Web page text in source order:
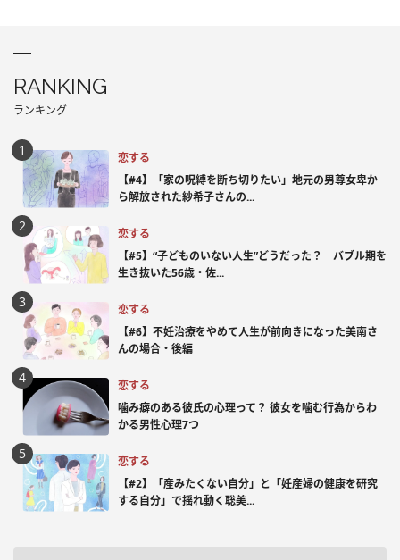
RANKING
ランキング
恋する
【#4】「家の呪縛を断ち切りたい」地元の男尊女卑か
ら解放された紗希子さんの...
恋する
【#5】“子どものいない人生”どうだった？ バブル期を
生き抜いた56歳・佐...
恋する
【#6】不妊治療をやめて人生が前向きになった美南さ
んの場合・後編
恋する
噛み癖のある彼氏の心理って？ 彼女を噛む行為からわ
かる男性心理7つ
恋する
【#2】「産みたくない自分」と「妊産婦の健康を研究
する自分」で揺れ動く聡美...